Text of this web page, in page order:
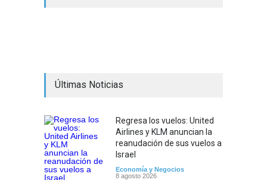
Últimas Noticias
Regresa los vuelos: United
Airlines y KLM anuncian la
reanudación de sus vuelos a
Israel
Economía y Negocios
8 agosto 2026